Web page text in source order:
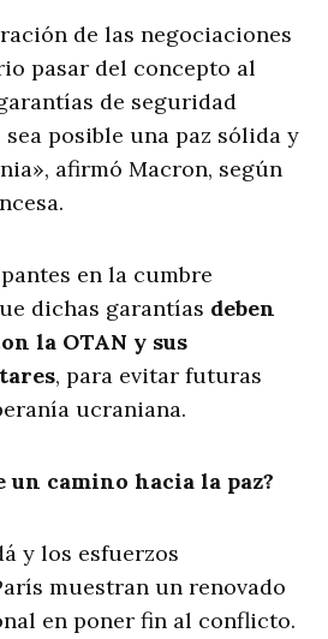
de las negociaciones
pasar del concepto al
de seguridad
posible una paz sólida y
afirmó Macron, según
en la cumbre
dichas garantías deben
la OTAN y sus
, para evitar futuras
ucraniana.
un camino hacia la paz?
y los esfuerzos
muestran un renovado
en poner fin al conflicto.